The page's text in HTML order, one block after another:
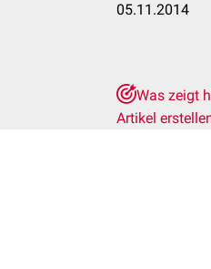
05.11.2014
Was zeigt
Artikel